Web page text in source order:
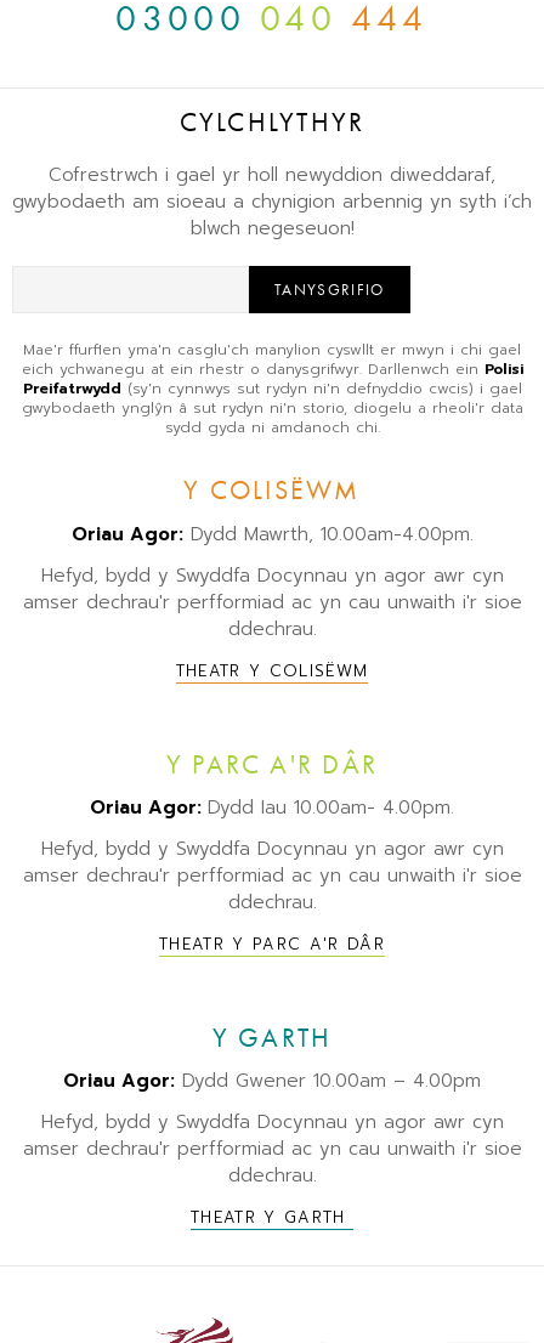
03000 040 444
CYLCHLYTHYR
Cofrestrwch i gael yr holl newyddion diweddaraf,
gwybodaeth am sioeau a chynigion arbennig yn syth i’ch
blwch negeseuon!
TANYSGRIFIO
Mae'r ffurflen yma'n casglu'ch manylion cyswllt er mwyn i chi gael
eich ychwanegu at ein rhestr o danysgrifwyr. Darllenwch ein Polisi
Preifatrwydd (sy'n cynnwys sut rydyn ni'n defnyddio cwcis) i gael
gwybodaeth ynglŷn â sut rydyn ni'n storio, diogelu a rheoli'r data
sydd gyda ni amdanoch chi.
Y COLISËWM
Oriau Agor:Dydd Mawrth, 10.00am-4.00pm.
Hefyd, bydd y Swyddfa Docynnau yn agor awr cyn
amser dechrau'r perfformiad ac yn cau unwaith i'r sioe
ddechrau.
THEATR Y COLISËWM
Y PARC A'R DÂR
Oriau Agor: Dydd Iau 10.00am- 4.00pm.
Hefyd, bydd y Swyddfa Docynnau yn agor awr cyn
amser dechrau'r perfformiad ac yn cau unwaith i'r sioe
ddechrau.
THEATR Y PARC A'R DÂR
Y GARTH
Oriau Agor: Dydd Gwener 10.00am – 4.00pm
Hefyd, bydd y Swyddfa Docynnau yn agor awr cyn
amser dechrau'r perfformiad ac yn cau unwaith i'r sioe
ddechrau.
THEATR Y GARTH